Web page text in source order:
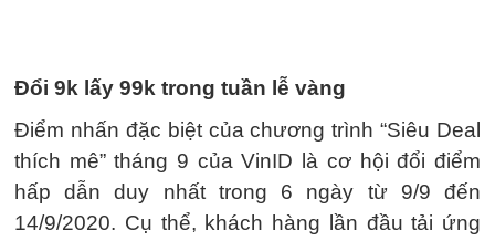
Đổi 9k lấy 99k trong tuần lễ vàng
Điểm nhấn đặc biệt của chương trình “Siêu Deal
thích mê” tháng 9 của VinID là cơ hội đổi điểm
hấp dẫn duy nhất trong 6 ngày từ 9/9 đến
14/9/2020. Cụ thể, khách hàng lần đầu tải ứng